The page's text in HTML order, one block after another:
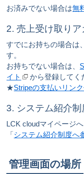
お済みでない場合は無
2. 売上受け取り
すでにお持ちの場合は
す。
お持ちでない場合は、
イト
から登録してく
★Stripeの支払いリン
3. システム紹介
LCK cloudマイページ
「システム紹介制度へ
管理画面の場所